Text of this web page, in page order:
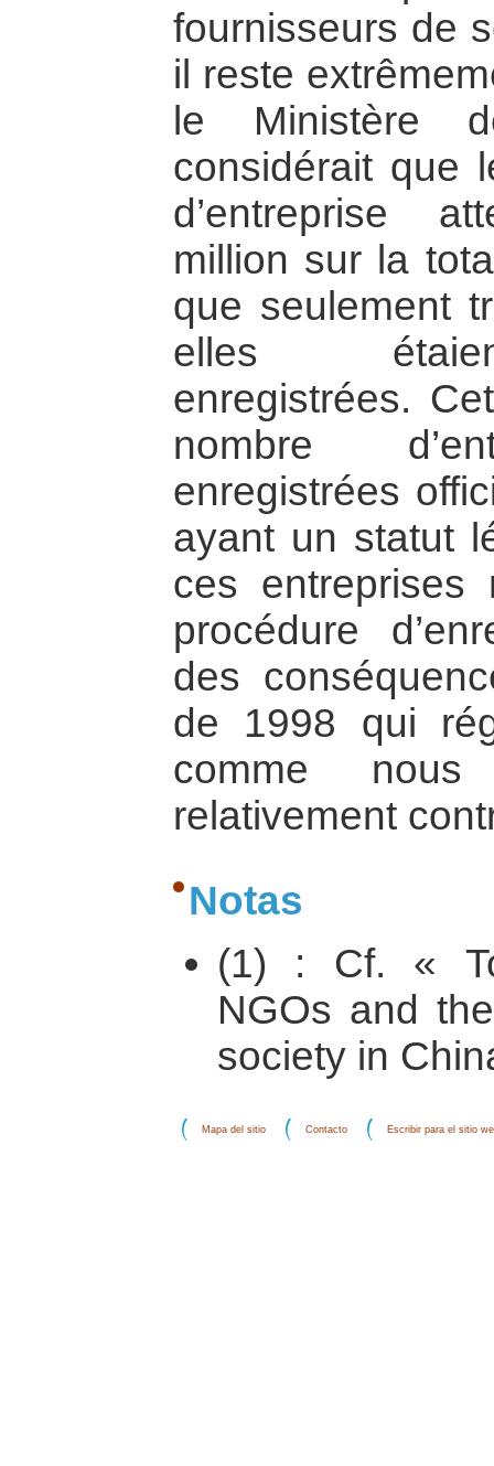
fournisseurs de
il reste
le Ministère
considérait que
d’entreprise
million sur la
que seulement
elles
enregistrées.
nombre
enregistrées
ayant un statut
ces entreprises
procédure
des
de 1998 qui
comme
relativement
Notas
(1) : Cf. «
NGOs and
society in
Mapa del sitio Contacto Escribir para el sitio